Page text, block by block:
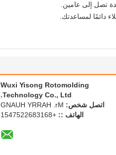
تصل إلى عامين.
دائمًا لمساعدتك.
Wuxi Yisong Rotomolding
Technology Co., Ltd.
اتصل شخص: Mr. HARRY HUANG
الهاتف :: +8613862257451